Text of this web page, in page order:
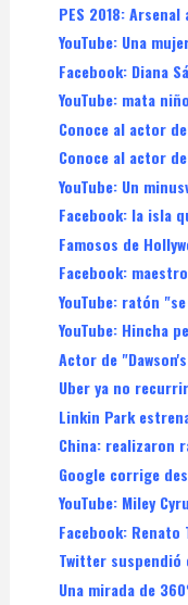
PES 2018:
YouTube: Una
Facebook: Diana
YouTube: mata
Conoce al actor
Conoce al actor
YouTube: Un
Facebook: la isla
Famosos de
Facebook:
YouTube: ratón
YouTube: Hincha
Actor de
Uber ya no
Linkin Park
China: realizaron
Google corrige
YouTube: Miley
Facebook:
Twitter suspendió
Una mirada de